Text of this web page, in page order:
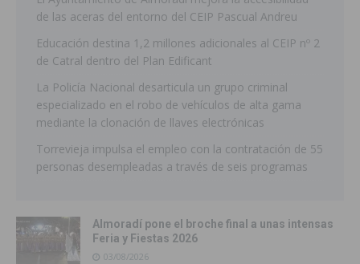
de las aceras del entorno del CEIP Pascual Andreu
Educación destina 1,2 millones adicionales al CEIP nº 2
de Catral dentro del Plan Edificant
La Policía Nacional desarticula un grupo criminal
especializado en el robo de vehículos de alta gama
mediante la clonación de llaves electrónicas
Torrevieja impulsa el empleo con la contratación de 55
personas desempleadas a través de seis programas
Almoradí pone el broche final a unas intensas
Feria y Fiestas 2026
03/08/2026